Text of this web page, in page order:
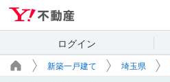
ログイン
新築一戸建て 埼玉県